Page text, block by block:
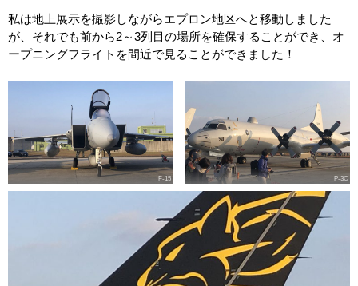
私は地上展示を撮影しながらエプロン地区へと移動しました
が、それでも前から2～3列目の場所を確保することができ、オ
ープニングフライトを間近で見ることができました！
F-15 P-3C